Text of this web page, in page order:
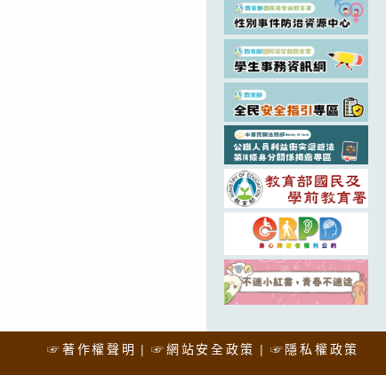
☞著作權聲明 ☞網站安全政策 ☞隱私權政策